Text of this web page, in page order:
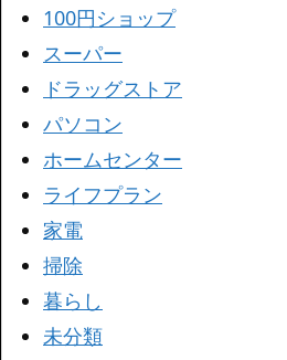
100円ショップ
スーパー
ドラッグストア
パソコン
ホームセンター
ライフプラン
家電
掃除
暮らし
未分類